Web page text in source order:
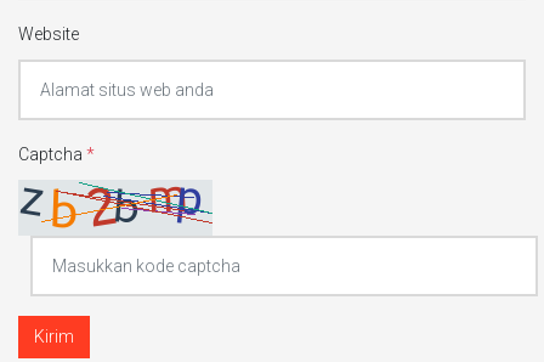
Website
Captcha *
Kirim